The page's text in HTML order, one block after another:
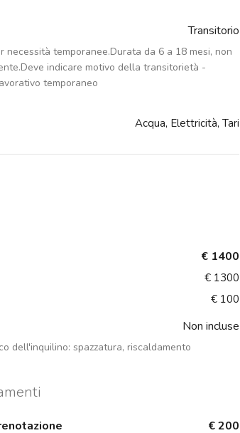
Transitorio
necessità temporanee.Durata da 6 a 18 mesi, non
indicare motivo della transitorietà -
temporaneo
Acqua, Elettricità, Tari
€ 1400
€ 1300
€ 100
Non incluse
dell'inquilino: spazzatura, riscaldamento
€ 200